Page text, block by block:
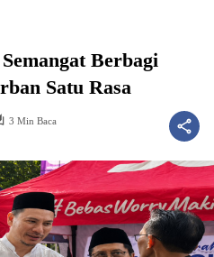
Berbagi
Satu Rasa
3 Min Baca